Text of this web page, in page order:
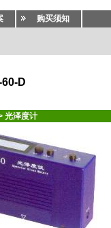
购买须知
D
光泽度计